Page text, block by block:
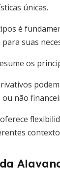
únicas.
é
suas
os
não